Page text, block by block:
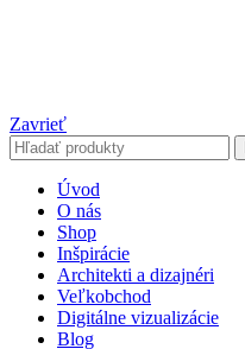
Zavrieť
Úvod
O nás
Shop
Inšpirácie
Architekti a dizajnéri
Veľkobchod
Digitálne vizualizácie
Blog